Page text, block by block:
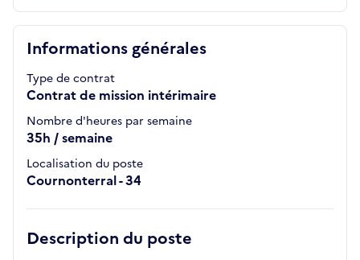
Informations générales
Type de contrat
Contrat de mission intérimaire
Nombre d'heures par semaine
35h / semaine
Localisation du poste
Cournonterral - 34
Description du poste